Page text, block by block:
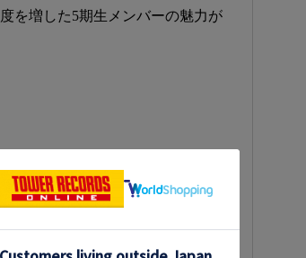
を増した5期生メンバーの魅力が
）